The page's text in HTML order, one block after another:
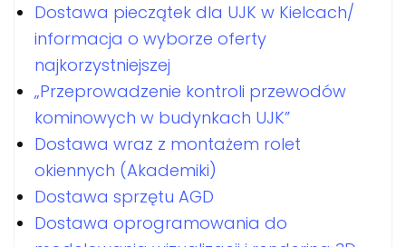
Dostawa pieczątek dla UJK w Kielcach/
informacja o wyborze oferty
najkorzystniejszej
„Przeprowadzenie kontroli przewodów
kominowych w budynkach UJK”
Dostawa wraz z montażem rolet
okiennych (Akademiki)
Dostawa sprzętu AGD
Dostawa oprogramowania do